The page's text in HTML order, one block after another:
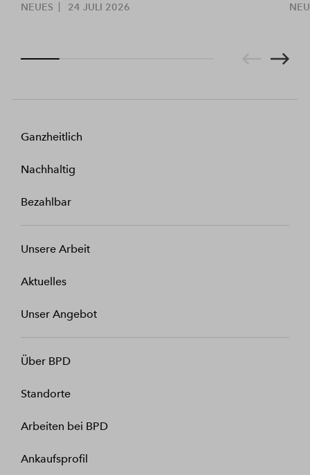
NEUES 24 JULI 2026
Ganzheitlich
Nachhaltig
Bezahlbar
Unsere Arbeit
Aktuelles
Unser Angebot
Über BPD
Standorte
Arbeiten bei BPD
Ankaufsprofil